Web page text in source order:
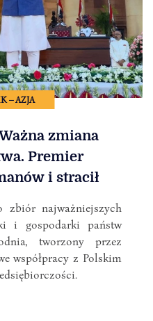
– AZJA
zmiana
Premier
i stracił
najważniejszych
i gospodarki państw
tworzony przez
współpracy z Polskim